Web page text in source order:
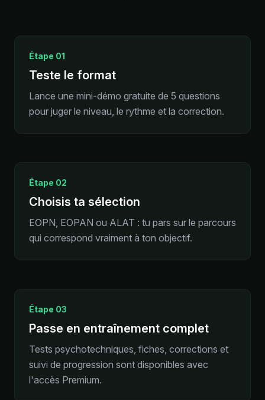
Étape 01
Teste le format
Lance une mini-démo gratuite de 5 questions
pour juger le niveau, le rythme et la correction.
Étape 02
Choisis ta sélection
EOPN, EOPAN ou ALAT : tu pars sur le parcours
qui correspond vraiment à ton objectif.
Étape 03
Passe en entraînement complet
Tests psychotechniques, fiches, corrections et
suivi de progression sont disponibles avec
l'accès Premium.